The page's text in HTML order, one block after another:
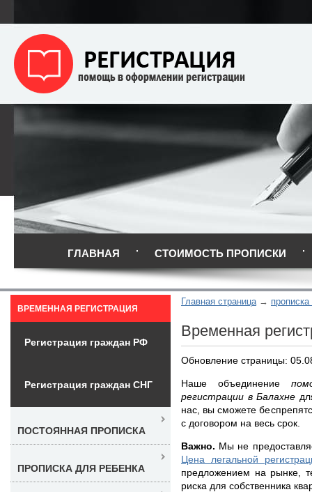
ГЛАВНАЯ СТОИМОСТЬ ПРОПИСКИ
Главная страница
Временная
Обновление страницы:
Наше объединение
регистрации в Балахне
нас, вы сможете
с договором на весь срок.
Важно. Мы не
Цена легальной
предложением на рынке,
риска для собственника
ВРЕМЕННАЯ РЕГИСТРАЦИЯ
Регистрация граждан РФ
Регистрация граждан СНГ
ПОСТОЯННАЯ ПРОПИСКА
ПРОПИСКА ДЛЯ РЕБЕНКА